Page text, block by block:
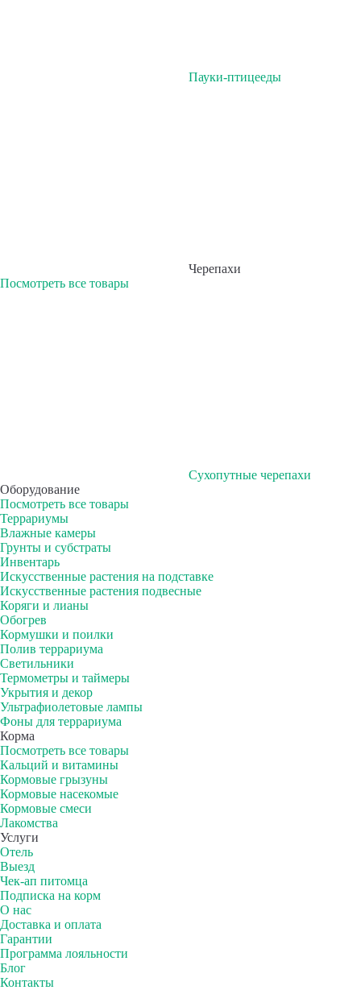
Пауки-птицееды
Черепахи
Посмотреть все товары
Сухопутные черепахи
Оборудование
Посмотреть все товары
Террариумы
Влажные камеры
Грунты и субстраты
Инвентарь
Искусственные растения на подставке
Искусственные растения подвесные
Коряги и лианы
Обогрев
Кормушки и поилки
Полив террариума
Светильники
Термометры и таймеры
Укрытия и декор
Ультрафиолетовые лампы
Фоны для террариума
Корма
Посмотреть все товары
Кальций и витамины
Кормовые грызуны
Кормовые насекомые
Кормовые смеси
Лакомства
Услуги
Отель
Выезд
Чек-ап питомца
Подписка на корм
О нас
Доставка и оплата
Гарантии
Программа лояльности
Блог
Контакты